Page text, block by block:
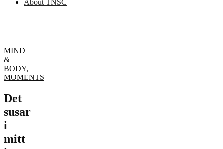
About TNSC
MIND
&
BODY,
MOMENTS
Det
susar
i
mitt